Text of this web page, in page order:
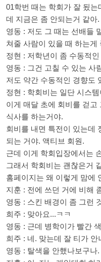
01학번 때는 학회가 잘 됬
데 지금은 좀 안되는거 같아.
영동 : 저도 그 때는 선배들
쳐줄 사람이 있을 때 하는게
정현 : 저학년이 좀 수동적
영동 : 그건 고칠 수 있는 사
저도 약간 수동적인 경향도
정현 : 학회비는 일단 시스
이게 매달 초에 회비를 걷고
식사를 하는거야.
회비를 내면 특전이 있는데
되는 거야. 액티브 회원.
근데 이게 학회입장에서는
그래서 학회비는 괜찮은거
홈페이지는 왜 이렇게 맘에
지훈 : 전에 쓰던 거에 비해
영동 : 스킨 배경이 좀 그런
희주 : 맞아요...ㅋㅋ
영동 : 근데 병학이가 빨간
희주 : 네. 맞는데 잘 티가 안
영동 : 탈색을 안했나보구나.